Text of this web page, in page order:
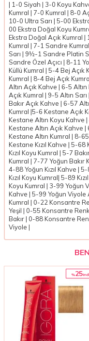
| 1-0 Siyah | 3-0 Koyu
Kumral | 7-0 Kumral | 8-0
10-0 Ultra Sarı | 5-00
00 Ekstra Doğal Koyu
Ekstra Doğal Açık Kumral
Kumral | 7-1 Sandre
Sarı | 9½-1 Sandre Platin
Sandre Özel Açıcı | 8-11
Küllü Kumral | 5-4 Bej Açık
Kumral | 8-4 Bej Açık
Altın Açık Kahve | 6-5
Açık Kumral | 9-5 Altın
Bakır Açık Kahve | 6-57
Kumral |5-6 Kestane Açık
Kestane Altın Koyu Kahve
Kestane Altın Açık Kahve
Kestane Altın Kumral | 8-
Kestane Kızıl Kahve | 5-68
Kızıl Koyu Kumral | 5-7
Kumral | 7-77 Yoğun Bakır
4-88 Yoğun Kızıl Kahve |
Kızıl Koyu Kumral| 5-89
Koyu Kumral | 3-99 Yoğun
Kahve | 5-99 Yoğun Viyole
Kumral | 0-22 Konsantre
Yeşil | 0-55 Konsantre
Bakır | 0-88 Konsantre
Viyole |
%25